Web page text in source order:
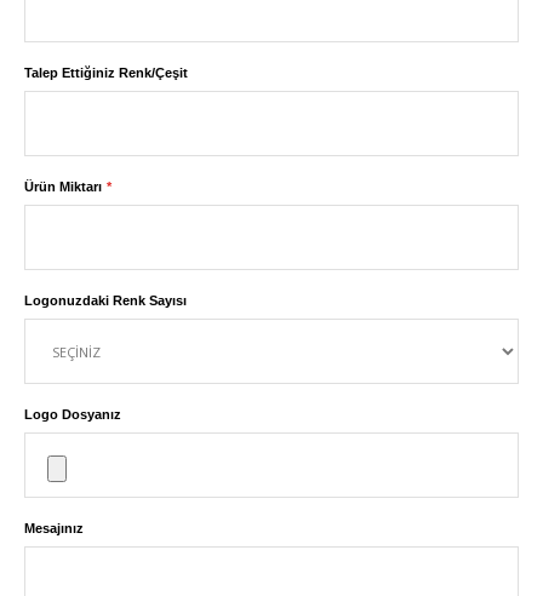
Talep Ettiğiniz Renk/Çeşit
Ürün Miktarı
Logonuzdaki Renk Sayısı
Logo Dosyanız
Mesajınız